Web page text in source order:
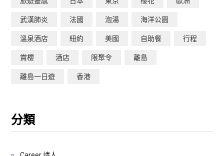
武漢肺炎 法國 泡湯 海洋公園
溫泉酒店 紐約 美國 自助餐 行程
賞櫻 酒店 限聚令 離島
離島一日遊 香港
分類